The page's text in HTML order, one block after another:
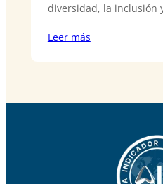
diversidad, la inclusión
Leer más